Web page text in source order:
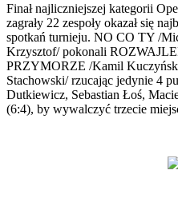
Finał najliczniejszej kategorii
zagrały 22 zespoły okazał się
spotkań turnieju. NO CO TY /
Krzysztof/ pokonali
PRZYMORZE /Kamil
Stachowski/ rzucając jedynie 4
Dutkiewicz, Sebastian Łoś,
(6:4), by wywalczyć trzecie